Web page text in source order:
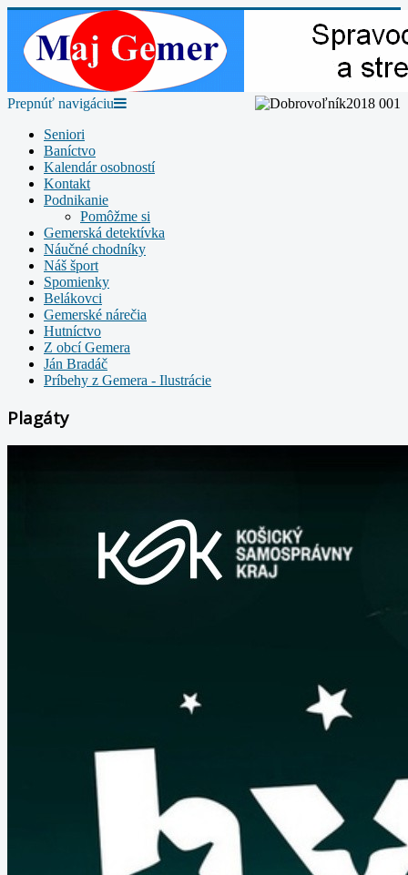
Prepnúť navigáciu
Seniori
Baníctvo
Kalendár osobností
Kontakt
Podnikanie
Pomôžme si
Gemerská detektívka
Náučné chodníky
Náš šport
Spomienky
Belákovci
Gemerské nárečia
Hutníctvo
Z obcí Gemera
Ján Bradáč
Príbehy z Gemera - Ilustrácie
Plagáty